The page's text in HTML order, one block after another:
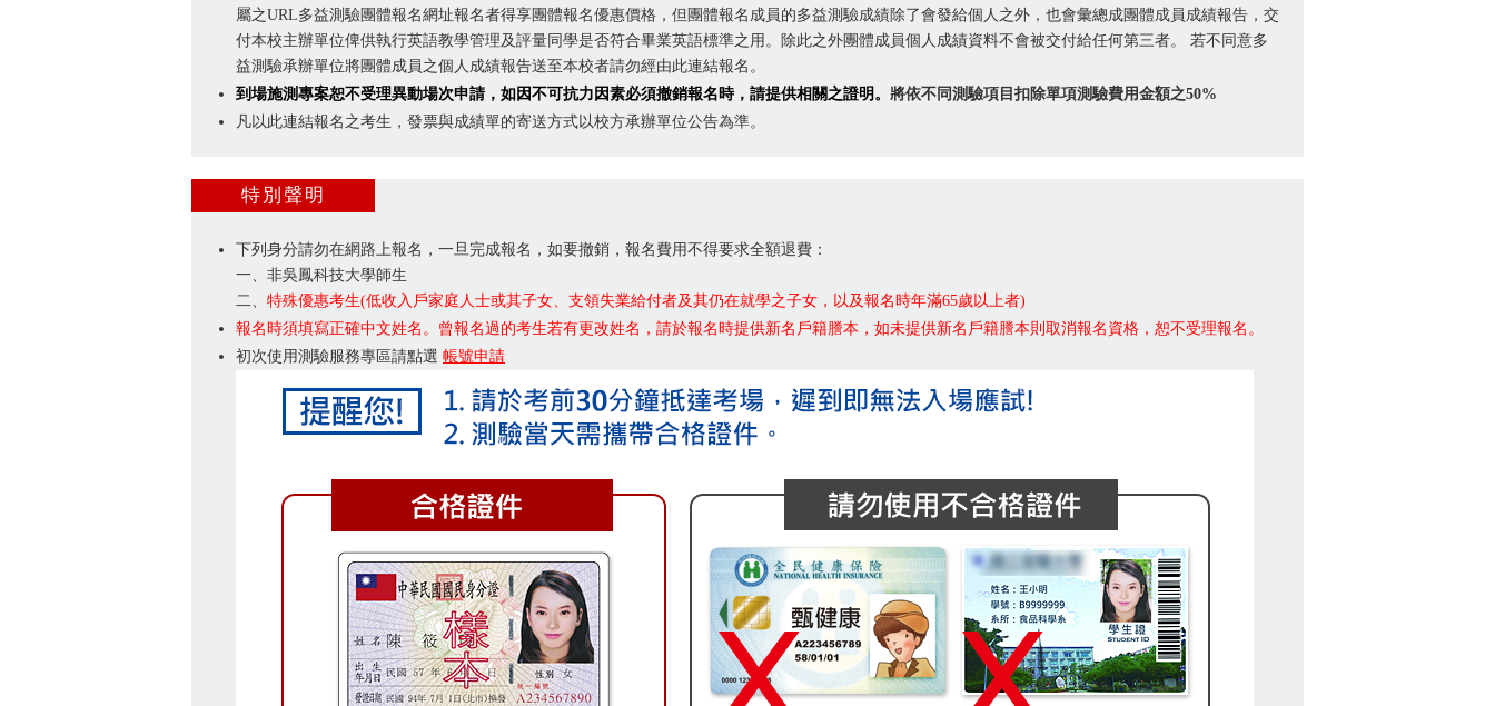
屬之URL多益測驗團體報名網址報名者得享團體報名優惠價格，但團體報名成員的多益測驗成績除了會發給個人之外，也會彙總成團體成員成績報告，交
付本校主辦單位俾供執行英語教學管理及評量同學是否符合畢業英語標準之用。除此之外團體成員個人成績資料不會被交付給任何第三者。 若不同意多
益測驗承辦單位將團體成員之個人成績報告送至本校者請勿經由此連結報名。
到場施測專案恕不受理異動場次申請，如因不可抗力因素必須撤銷報名時，請提供相關之證明。 將依不同測驗項目扣除單項測驗費用金額之50%
凡以此連結報名之考生，發票與成績單的寄送方式以校方承辦單位公告為準。
特別聲明
下列身分請勿在網路上報名，一旦完成報名，如要撤銷，報名費用不得要求全額退費：
一、非吳鳳科技大學師生
二、 特殊優惠考生(低收入戶家庭人士或其子女、支領失業給付者及其仍在就學之子女，以及報名時年滿65歲以上者)
報名時須填寫正確中文姓名。曾報名過的考生若有更改姓名，請於報名時提供新名戶籍謄本，如未提供新名戶籍謄本則取消報名資格，恕不受理報名。
初次使用測驗服務專區請點選 帳號申請